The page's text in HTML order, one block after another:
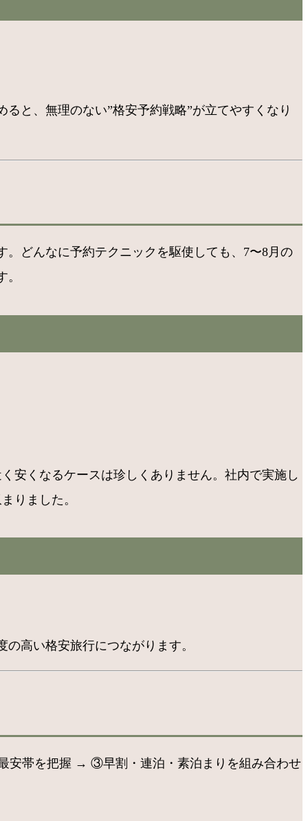
と、無理のない”格安予約戦略”が立てやすくなり
どんなに予約テクニックを駆使しても、7〜8月の
安くなるケースは珍しくありません。社内で実施し
りました。
高い格安旅行につながります。
安帯を把握 → ③早割・連泊・素泊まりを組み合わせ